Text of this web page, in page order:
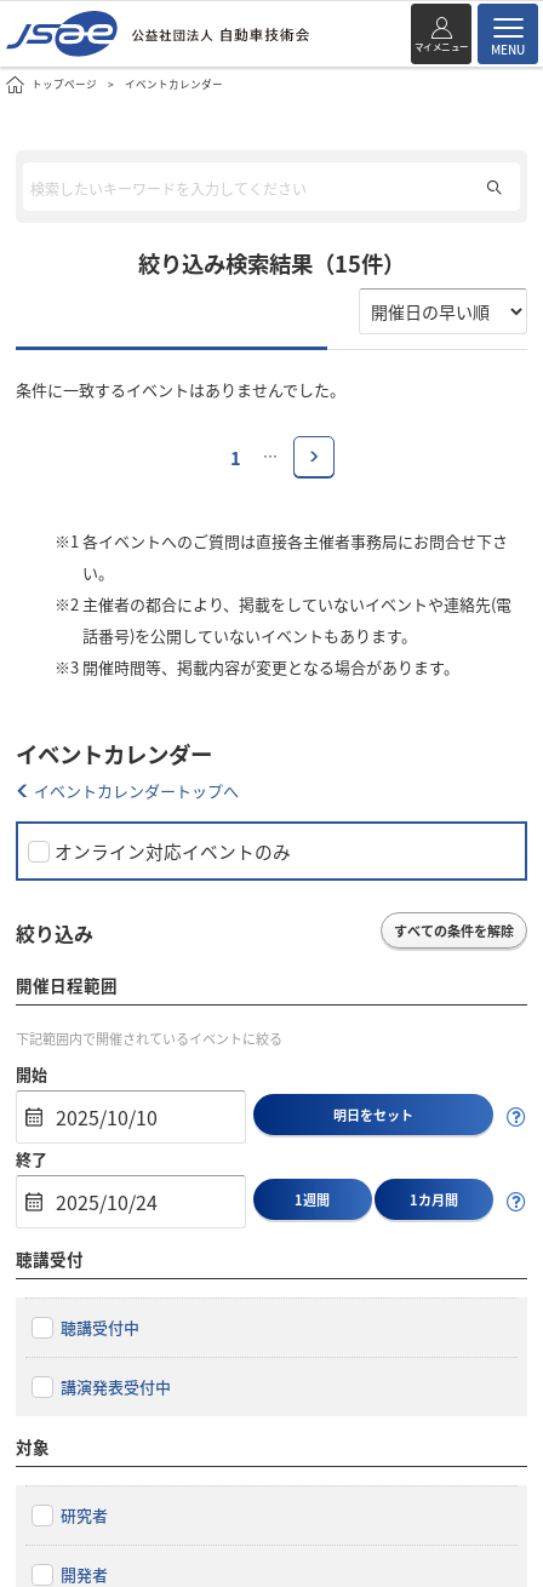
マイメニュー MENU
トップページ イベントカレンダー
絞り込み検索結果（15件）
条件に一致するイベントはありませんでした。
1 …
※1各イベントへのご質問は直接各主催者事務局にお問合せ下さ
い。
※2 主催者の都合により、掲載をしていないイベントや連絡先(電
話番号)を公開していないイベントもあります。
※3 開催時間等、掲載内容が変更となる場合があります。
イベントカレンダー
イベントカレンダートップへ
オンライン対応イベントのみ
絞り込み すべての条件を解除
開催日程範囲
下記範囲内で開催されているイベントに絞る
開始
明日をセット
終了
1週間 1カ月間
聴講受付
聴講受付中
講演発表受付中
対象
研究者
開発者